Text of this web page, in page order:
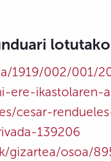
1919/002/001/
ere-ikastolaren-
cesar-
139206
gizartea/osoa/